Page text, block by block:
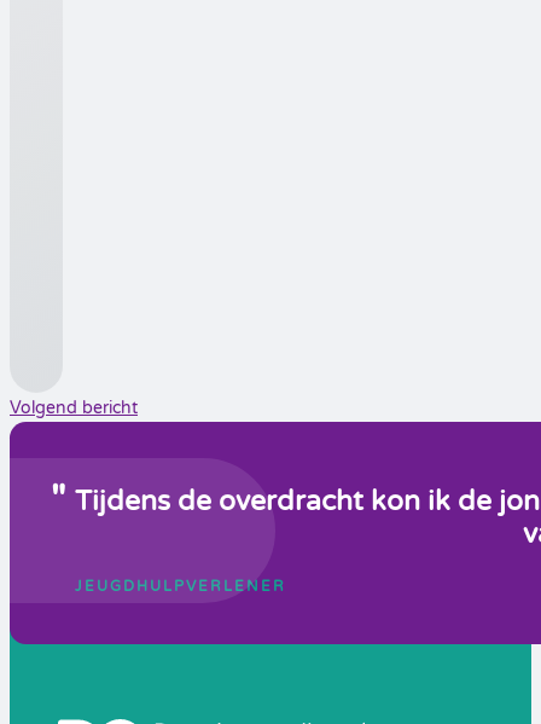
Volgend bericht
Tijdens de overdracht kon ik de
JEUGDHULPVERLENER